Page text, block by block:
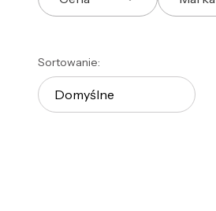
Lista produktów
Sortowanie:
Domyślne